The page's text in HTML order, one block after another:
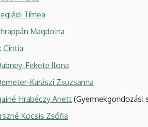
Tímea
Magdolna
Cintia
Fekete Ilona
Karászi Zsuzsanna
Hrabéczy Anett(Gyermekgondozási
Kocsis Zsófia